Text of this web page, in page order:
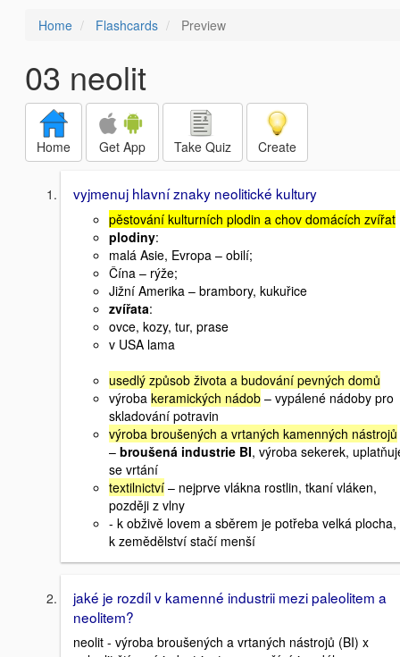
Home Flashcards Preview
03 neolit
Home Get App Take Quiz Create
vyjmenuj hlavní znaky neolitické kultury
pěstování kulturních plodin a chov domácích zvířat
plodiny:
malá Asie, Evropa – obilí;
Čína – rýže;
Jižní Amerika – brambory, kukuřice
zvířata:
ovce, kozy, tur, prase
v USA lama
usedlý způsob života a budování pevných domů
výroba keramických nádob – vypálené nádoby pro
skladování potravin
výroba broušených a vrtaných kamenných nástrojů
– broušená industrie BI, výroba sekerek,
se vrtání
textilnictví – nejprve vlákna rostlin, tkaní vláken,
později z vlny
- k obživě lovem a sběrem je potřeba velká plocha,
k zemědělství stačí menší
jaké je rozdíl v kamenné industrii mezi paleolitem a
neolitem?
neolit - výroba broušených a vrtaných nástrojů (BI) x